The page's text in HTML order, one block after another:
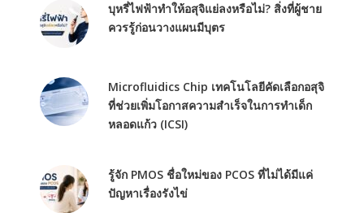
บุหรี่ไฟฟ้าทำให้อสุจิแย่ลงหรือไม่? สิ่งที่ผู้ชาย
ควรรู้ก่อนวางแผนมีบุตร
Microfluidics Chip เทคโนโลยีคัดเลือกอสุจิ
ที่ช่วยเพิ่มโอกาสความสำเร็จในการทำเด็ก
หลอดแก้ว (ICSI)
รู้จัก PMOS ชื่อใหม่ของ PCOS ที่ไม่ได้มีแค่
ปัญหาเรื่องรังไข่